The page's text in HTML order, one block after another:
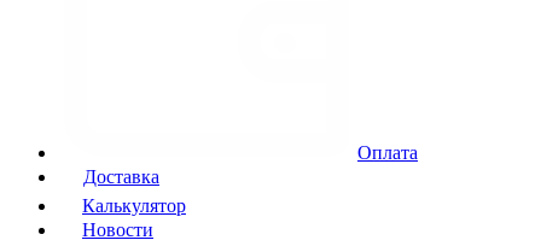
Оплата
Доставка
Калькулятор
Новости